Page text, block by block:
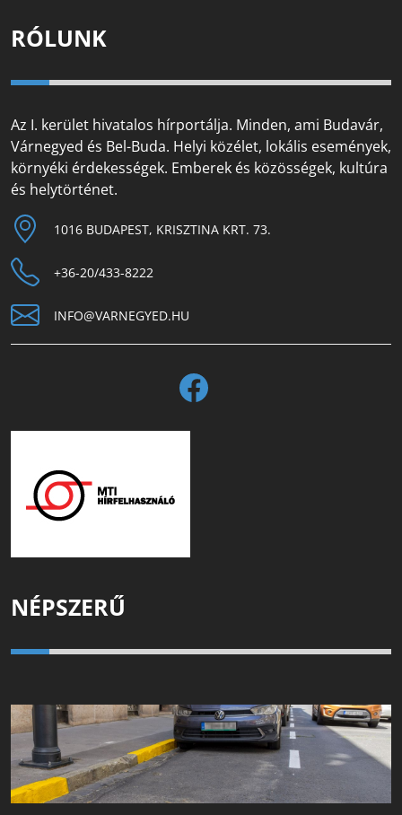
RÓLUNK
Az I. kerület hivatalos hírportálja. Minden, ami Budavár,
Várnegyed és Bel-Buda. Helyi közélet, lokális események,
környéki érdekességek. Emberek és közösségek, kultúra
és helytörténet.
1016 BUDAPEST, KRISZTINA KRT. 73.
+36-20/433-8222
INFO@VARNEGYED.HU
NÉPSZERŰ